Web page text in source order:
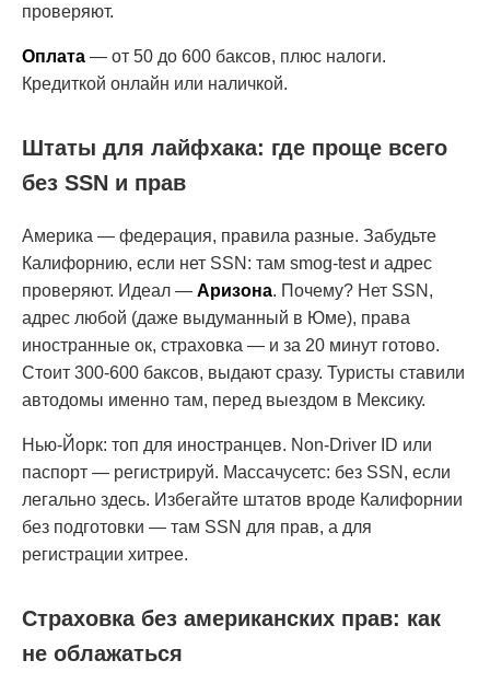
проверяют.
Оплата — от 50 до 600 баксов, плюс налоги.
Кредиткой онлайн или наличкой.
Штаты для лайфхака: где проще всего
без SSN и прав
Америка — федерация, правила разные. Забудьте
Калифорнию, если нет SSN: там smog-test и адрес
проверяют. Идеал — Аризона. Почему? Нет SSN,
адрес любой (даже выдуманный в Юме), права
иностранные ок, страховка — и за 20 минут готово.
Стоит 300-600 баксов, выдают сразу. Туристы ставили
автодомы именно там, перед выездом в Мексику.
Нью-Йорк: топ для иностранцев. Non-Driver ID или
паспорт — регистрируй. Массачусетс: без SSN, если
легально здесь. Избегайте штатов вроде Калифорнии
без подготовки — там SSN для прав, а для
регистрации хитрее.
Страховка без американских прав: как
не облажаться